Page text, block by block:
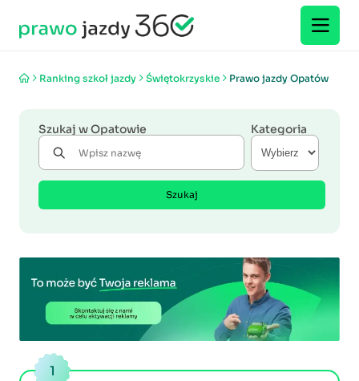
Ranking szkoł jazdy Świętokrzyskie Prawo jazdy Opatów
Szukaj w Opatowie Kategoria
Szukaj
1